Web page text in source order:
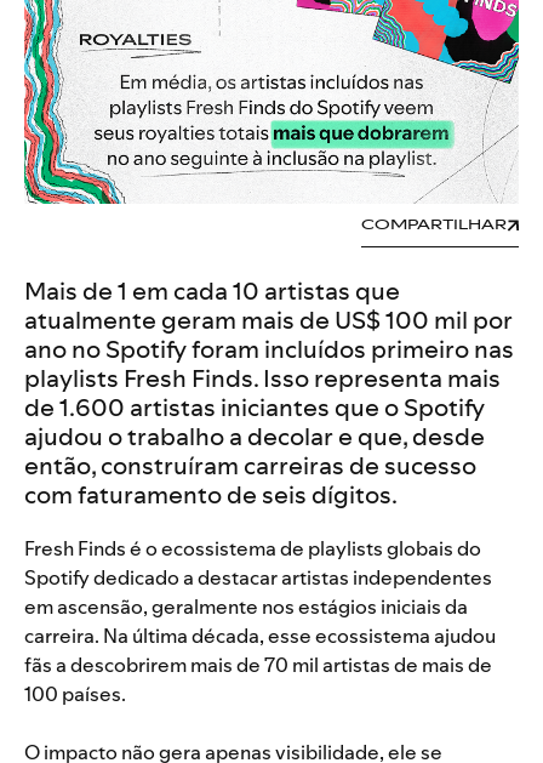
COMPARTILHAR
Mais de 1 em cada 10 artistas que
atualmente geram mais de US$ 100 mil por
ano no Spotify foram incluídos primeiro nas
playlists Fresh Finds. Isso representa mais
de 1.600 artistas iniciantes que o Spotify
ajudou o trabalho a decolar e que, desde
então, construíram carreiras de sucesso
com faturamento de seis dígitos.
Fresh Finds é o ecossistema de playlists globais do
Spotify dedicado a destacar artistas independentes
em ascensão, geralmente nos estágios iniciais da
carreira. Na última década, esse ecossistema ajudou
fãs a descobrirem mais de 70 mil artistas de mais de
100 países.
O impacto não gera apenas visibilidade, ele se